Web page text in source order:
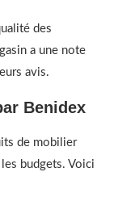
des
a une note
avis.
Benidex
de mobilier
budgets. Voici